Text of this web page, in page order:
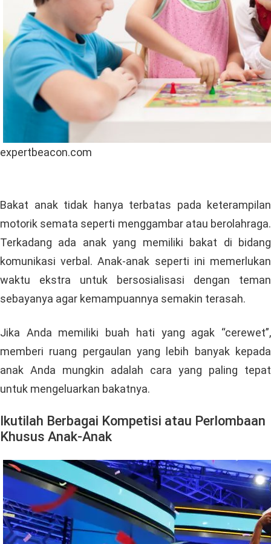
expertbeacon.com
Bakat anak tidak hanya terbatas pada keterampilan
motorik semata seperti menggambar atau berolahraga.
Terkadang ada anak yang memiliki bakat di bidang
komunikasi verbal. Anak-anak seperti ini memerlukan
waktu ekstra untuk bersosialisasi dengan teman
sebayanya agar kemampuannya semakin terasah.
Jika Anda memiliki buah hati yang agak “cerewet”,
memberi ruang pergaulan yang lebih banyak kepada
anak Anda mungkin adalah cara yang paling tepat
untuk mengeluarkan bakatnya.
Ikutilah Berbagai Kompetisi atau Perlombaan
Khusus Anak-Anak